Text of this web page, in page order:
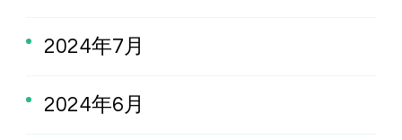
2024年7月
2024年6月